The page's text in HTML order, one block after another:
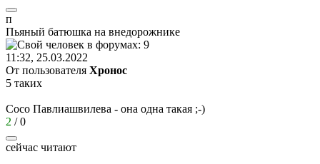
п
Пьяный батюшка на внедорожнике
11:32, 25.03.2022
От пользователя Хронос
5 таких
Сосо Павлиашвилева - она одна такая ;-)
2 /0
сейчас читают